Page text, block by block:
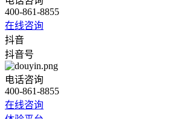
400-861-8855
在线咨询
抖音
抖音号
电话咨询
400-861-8855
在线咨询